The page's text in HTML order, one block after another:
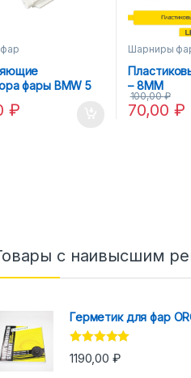
фары BMW 5
₽
Шарниры
– 8MM
70,00 ₽
100,00₽
с наивысшим
Герметик для фар
Оценка 5.00
из 5
1190,00 ₽